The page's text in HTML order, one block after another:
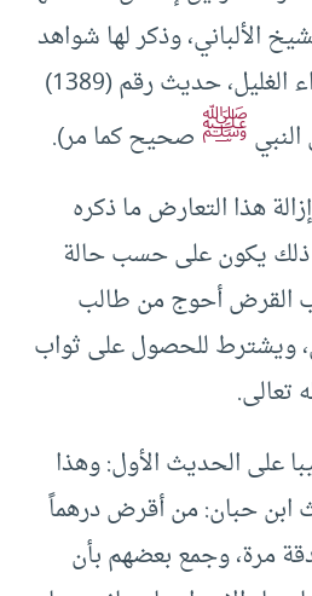
الألباني، وذكر لها شواهد
متعددة في كتابه ( إرواء الغليل، حديث رقم (1389)
ﷺ صحيح كما مر).
هذا التعارض ما ذكره
ذلك يكون على حسب حالة
القرض أحوج من طالب
ويشترط للحصول على ثواب
تعالى.
على الحديث الأول: وهذا
حبان: من أقرض درهماً
مرة، وجمع بعضهم بأن